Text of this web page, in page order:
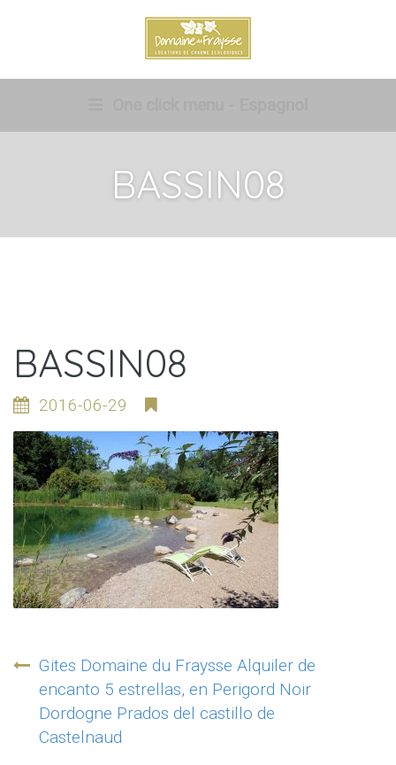
BASSIN08
BASSIN08
2016-06-29
Navegación
de
entradas
Gites Domaine du Fraysse Alquiler de
encanto 5 estrellas, en Perigord Noir
Dordogne Prados del castillo de
Castelnaud